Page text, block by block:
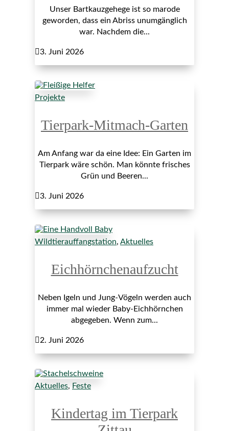
Unser Bartkauzgehege ist so marode
geworden, dass ein Abriss unumgänglich
war. Nachdem die...
3. Juni 2026
Projekte
Tierpark-Mitmach-Garten
Am Anfang war da eine Idee: Ein Garten im
Tierpark wäre schön. Man könnte frisches
Grün und Beeren...
3. Juni 2026
Wildtierauffangstation, Aktuelles
Eichhörnchenaufzucht
Neben Igeln und Jung-Vögeln werden auch
immer mal wieder Baby-Eichhörnchen
abgegeben. Wenn zum...
2. Juni 2026
Aktuelles, Feste
Kindertag im Tierpark